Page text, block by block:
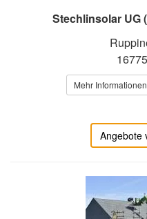
Stechlinsolar UG
Mehr
Angebote